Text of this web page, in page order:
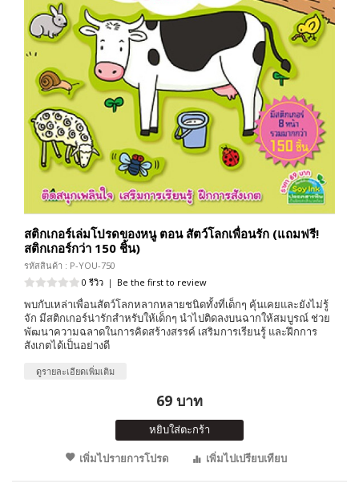
สติกเกอร์เล่มโปรดของหนู ตอน สัตว์โลกเพื่อนรัก (แถมฟรี!
สติกเกอร์กว่า 150 ชิ้น)
รหัสสินค้า : P-YOU-750
0 รีวิว | Be the first to review
พบกับเหล่าเพื่อนสัตว์โลกหลากหลายชนิดทั้งที่เด็กๆ คุ้นเคยและยังไม่รู้
จัก มีสติกเกอร์น่ารักสำหรับให้เด็กๆ นำไปติดลงบนฉากให้สมบูรณ์ ช่วย
พัฒนาความฉลาดในการคิดสร้างสรรค์ เสริมการเรียนรู้ และฝึกการ
สังเกตได้เป็นอย่างดี
ดูรายละเอียดเพิ่มเติม
69 บาท
หยิบใส่ตะกร้า
เพิ่มไปรายการโปรด
เพิ่มไปเปรียบเทียบ